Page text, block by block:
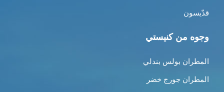
قدّيسون
وجوه من كنيستي
المطران بولس بندلي
المطران جورج خضر